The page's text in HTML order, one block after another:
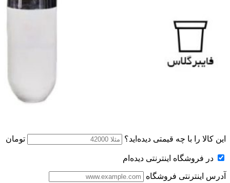
این کالا را با چه قیمتی دیده‌اید؟ تومان
در فروشگاه اینترنتی دیده‌ام
آدرس اینترنتی فروشگاه